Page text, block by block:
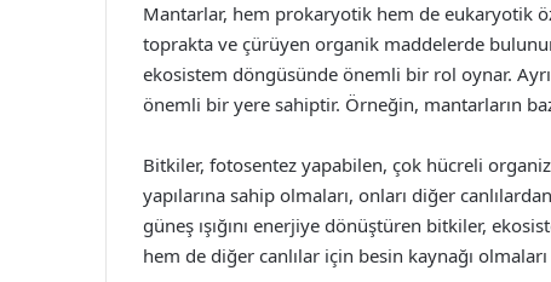
Mantarlar, hem prokaryotik hem de eukaryotik
toprakta ve çürüyen organik maddelerde
ekosistem döngüsünde önemli bir rol oynar.
önemli bir yere sahiptir. Örneğin, mantarların
Bitkiler, fotosentez yapabilen, çok hücreli
yapılarına sahip olmaları, onları diğer
güneş ışığını enerjiye dönüştüren bitkiler,
hem de diğer canlılar için besin kaynağı